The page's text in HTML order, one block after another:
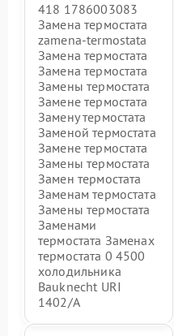
418 1786003083
Замена термостата
zamena-termostata
Замена термостата
Замена термостата
Замены термостата
Замене термостата
Замену термостата
Заменой термостата
Замене термостата
Замены термостата
Замен термостата
Заменам термостата
Замены термостата
Заменами
термостата Заменах
термостата 0 4500
холодильника
Bauknecht URI
1402/A